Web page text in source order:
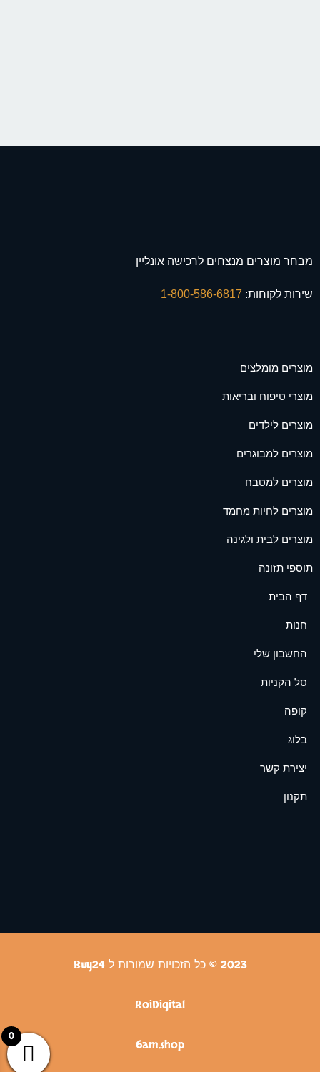
מבחר מוצרים מנצחים לרכישה אונליין
שירות לקוחות:
מוצרים מומלצים
מוצרי טיפוח ובריאות
מוצרים לילדים
מוצרים למבוגרים
מוצרים למטבח
מוצרים לחיות מחמד
מוצרים לבית ולגינה
תוספי תזונה
דף הבית
חנות
החשבון שלי
סל הקניות
קופה
בלוג
יצירת קשר
תקנון
2023 © כל הזכויות שמורות ל Buy24
RoiDigital
6am.shop
0